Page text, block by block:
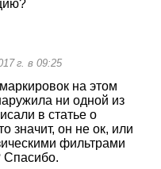
г. в 09:25
на этом
ни одной из
в статье о
значит, он не ок, или
фильтрами
Спасибо.